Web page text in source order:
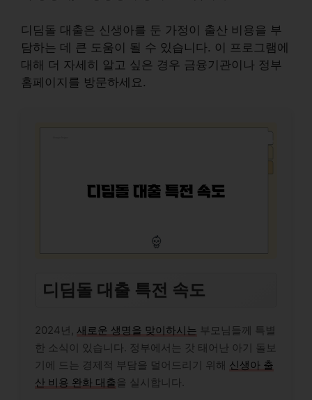
디딤돌 대출은 신생아를 둔 가정이 출산 비용을 부
담하는 데 큰 도움이 될 수 있습니다. 이 프로그램에
대해 더 자세히 알고 싶은 경우 금융기관이나 정부
홈페이지를 방문하세요.
디딤돌 대출 특전 속도
2024년, 새로운 생명을 맞이하시는 부모님들께 특별
한 소식이 있습니다. 정부에서는 갓 태어난 아기 돌보
기에 드는 경제적 부담을 덜어드리기 위해 신생아 출
산 비용 완화 대출을 실시합니다.